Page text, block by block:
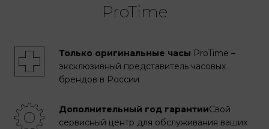
ProTime
Только оригинальные часы ProTime –
эксклюзивный представитель часовых
брендов в России
Дополнительный год гарантииСвой
сервисный центр для обслуживания ваших